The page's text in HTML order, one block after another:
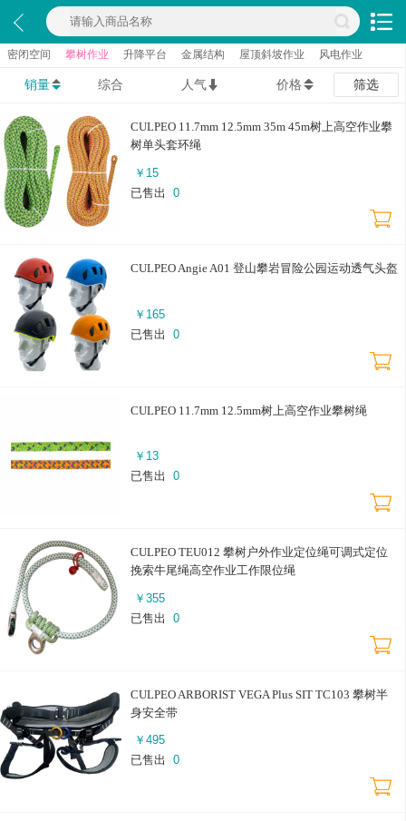
密闭空间 攀树作业 升降平台 金属结构 屋顶斜坡作业 风电作业
销量 综合 人气 价格 筛选
CULPEO 11.7mm 12.5mm 35m 45m树上高空作业攀
树单头套环绳
￥ 15
已售出
0
CULPEO Angie A01 登山攀岩冒险公园运动透气头盔
￥ 165
已售出
0
CULPEO 11.7mm 12.5mm树上高空作业攀树绳
￥ 13
已售出
0
CULPEO TEU012 攀树户外作业定位绳可调式定位
挽索牛尾绳高空作业工作限位绳
￥ 355
已售出
0
CULPEO ARBORIST VEGA Plus SIT TC103 攀树半
身安全带
￥ 495
已售出
0